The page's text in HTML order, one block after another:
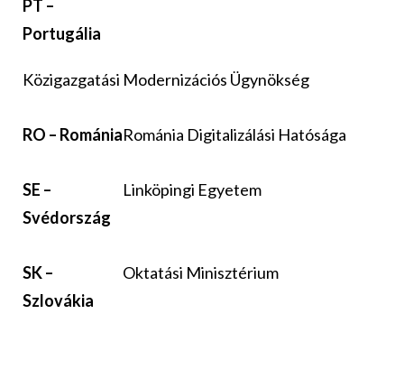
PT –
Portugália
Közigazgatási Modernizációs Ügynökség
RO – RomániaRománia Digitalizálási Hatósága
SE –
Svédország
Linköpingi Egyetem
SK –
Szlovákia
Oktatási Minisztérium